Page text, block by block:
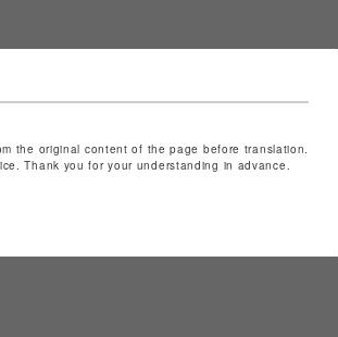
SHOP TOP
the original content of the page before translation.
Thank you for your understanding in advance.